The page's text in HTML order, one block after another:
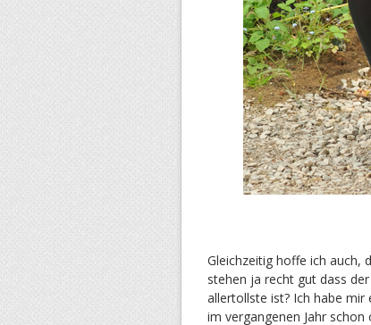
Gleichzeitig hoffe ich auch,
stehen ja recht gut dass
allertollste ist? Ich habe mir
im vergangenen Jahr